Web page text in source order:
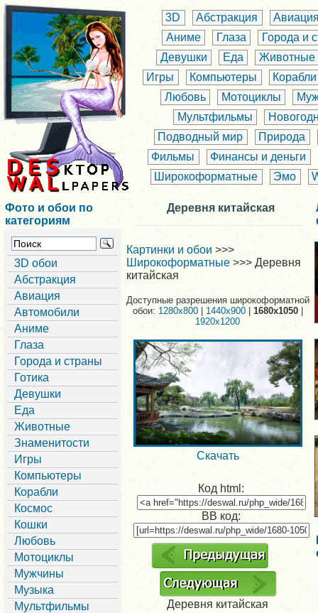
3D Абстракция
Аниме
Глаза
Города и
Девушки
Еда
Животные
Игры
Компьютеры
Корабли
Любовь
Мотоциклы
Мультфильмы
Подводный мир
Природа
Фильмы
Финансы и деньги
Широкоформатные
Эмо
Фото и обои по
категориям
3D обои
Абстракция
Авиация
Автомобили
Аниме
Глаза
Города и страны
Готика
Девушки
Еда
Животные
Знаменитости
Игры
Компьютеры
Корабли
Космос
Кошки
Любовь
Мотоциклы
Мужчины
Музыка
Мультфильмы
Деревня китайская
Картинки и обои >>>
Широкоформатные>>> Деревня
китайская
Доступные разрешения широкоформатной
обои: 1280x800 1440x900| 1680x1050
1920x1200
Скачать
Код html:
BB код:
Деревня китайская